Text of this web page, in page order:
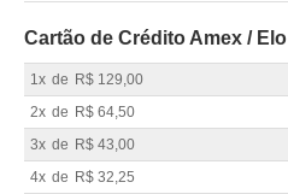
Cartão de Crédito Amex / Elo
1x de R$ 129,00
2x de R$ 64,50
3x de R$ 43,00
4x de R$ 32,25